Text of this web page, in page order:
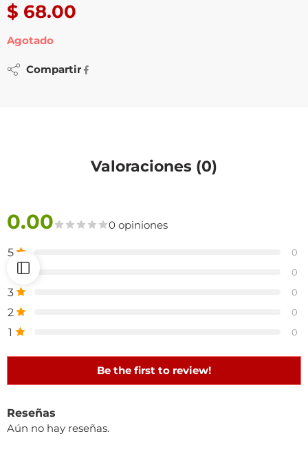
$ 68.00
Agotado
Compartir
Valoraciones (0)
0.00 0 opiniones
5 0
4 0
3 0
2 0
1 0
Be the first to review!
Reseñas
Aún no hay reseñas.